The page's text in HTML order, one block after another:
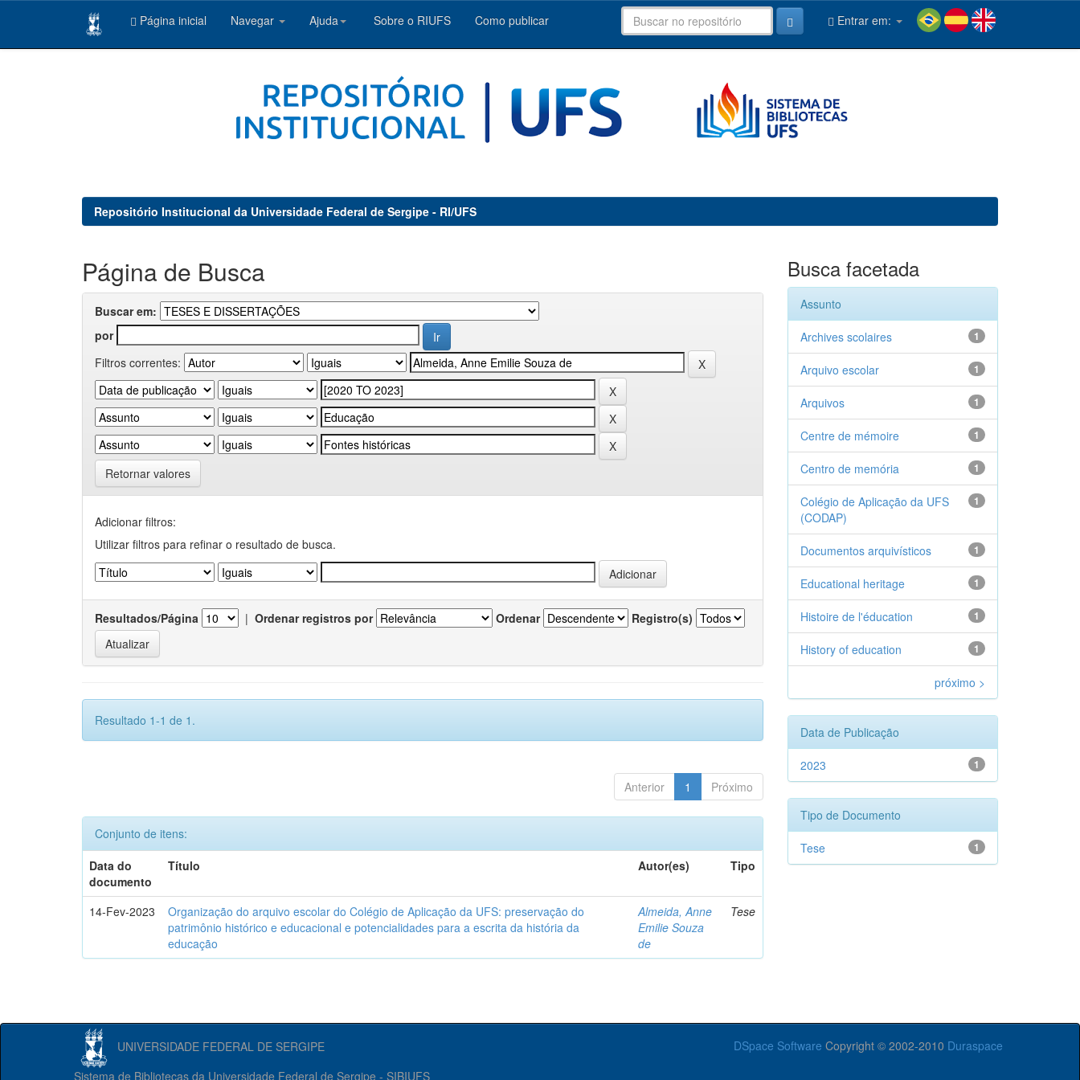
Página inicial Navegar Ajuda Sobre o RIUFS Como publicar Entrar em:
Repositório Institucional da Universidade Federal de Sergipe - RI/UFS
Página de Busca
Buscar em:
por
Filtros correntes:
Retornar valores
Adicionar filtros:
Utilizar filtros para refinar o resultado de busca.
Resultados/Página | Ordenar registros por Ordenar Registro(s)
Resultado 1-1 de 1.
Anterior 1 Próximo
Conjunto de itens:
Data do
documento
Título Autor(es) Tipo
14-Fev-2023
Organização do arquivo escolar do Colégio de Aplicação da UFS: preservação do
patrimônio histórico e educacional e potencialidades para a escrita da história da
educação
Almeida, Anne
Emilie Souza
de
Tese
Busca facetada
Assunto
1
Archives scolaires
1
Arquivo escolar
1
Arquivos
1
Centre de mémoire
1
Centro de memória
1
Colégio de Aplicação da UFS
(CODAP)
1
Documentos arquivísticos
1
Educational heritage
1
Histoire de l'éducation
1
History of education
próximo >
Data de Publicação
1
2023
Tipo de Documento
1
Tese
UNIVERSIDADE FEDERAL DE SERGIPE DSpace Software Copyright © 2002-2010 Duraspace
Sistema de Bibliotecas da Universidade Federal de Sergipe - SIBIUFS